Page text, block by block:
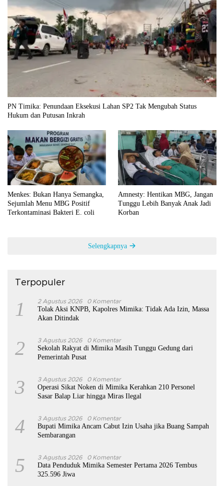
PN Timika: Penundaan Eksekusi Lahan SP2 Tak Mengubah Status
Hukum dan Putusan Inkrah
Menkes: Bukan Hanya Semangka,
Sejumlah Menu MBG Positif
Terkontaminasi Bakteri E. coli
Amnesty: Hentikan MBG, Jangan
Tunggu Lebih Banyak Anak Jadi
Korban
Selengkapnya
Terpopuler
1 2 Agustus 2026 0 Komentar
Tolak Aksi KNPB, Kapolres Mimika: Tidak Ada Izin, Massa
Akan Ditindak
2 3 Agustus 2026 0 Komentar
Sekolah Rakyat di Mimika Masih Tunggu Gedung dari
Pemerintah Pusat
3 3 Agustus 2026 0 Komentar
Operasi Sikat Noken di Mimika Kerahkan 210 Personel
Sasar Balap Liar hingga Miras Ilegal
4 3 Agustus 2026 0 Komentar
Bupati Mimika Ancam Cabut Izin Usaha jika Buang Sampah
Sembarangan
5 3 Agustus 2026 0 Komentar
Data Penduduk Mimika Semester Pertama 2026 Tembus
325.596 Jiwa